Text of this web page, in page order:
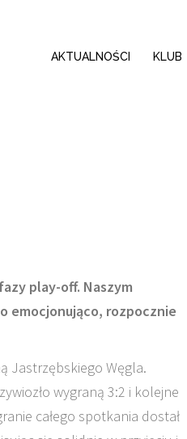
AKTUALNOŚCI KLUB
play-off. Naszym
emocjonująco, rozpocznie
Jastrzębskiego Węgla.
wygraną 3:2 i kolejne
całego spotkania dostał